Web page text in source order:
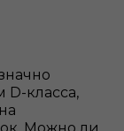
D-класса,